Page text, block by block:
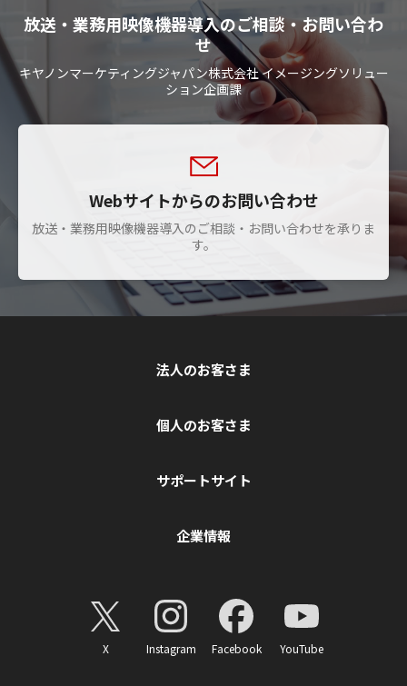
放送・業務用映像機器導入のご相談・お問い合わ
せ
キヤノンマーケティングジャパン株式会社 イメージングソリュー
ション企画課
Webサイトからのお問い合わせ
放送・業務用映像機器導入のご相談・お問い合わせを承りま
す。
法人のお客さま
個人のお客さま
サポートサイト
企業情報
X Instagram Facebook YouTube